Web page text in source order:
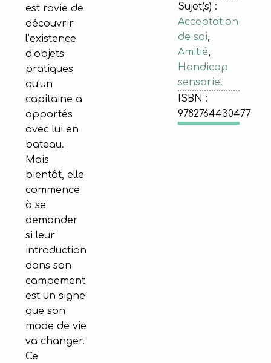
Sujet(s) :
Acceptation
de soi,
Amitié,
Handicap
sensoriel
ISBN :
9782764430477
est ravie de
découvrir
l’existence
d’objets
pratiques
qu’un
capitaine a
apportés
avec lui en
bateau.
Mais
bientôt, elle
commence
à se
demander
si leur
introduction
dans son
campement
est un signe
que son
mode de vie
va changer.
Ce